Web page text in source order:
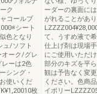
ク
コールブ
シート
色となり
ュ/ソフト
ーク/グレ
ーは2色
シング・
使いくだ
枚
ーダーの裏面に
がれることがあ
て、うすめ液で
仕上げ剤は現場
にご使用いただ
部分のキズを平
観は予告なく変
ください。色商
イボリー